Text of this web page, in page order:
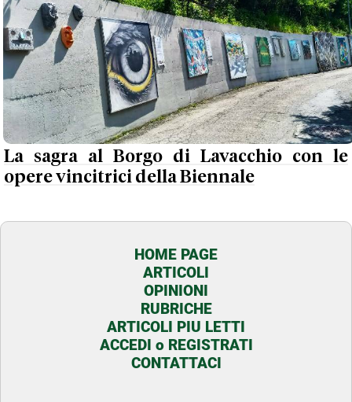
La sagra al Borgo di Lavacchio con le
opere vincitrici della Biennale
HOME PAGE
ARTICOLI
OPINIONI
RUBRICHE
ARTICOLI PIU LETTI
ACCEDI o REGISTRATI
CONTATTACI